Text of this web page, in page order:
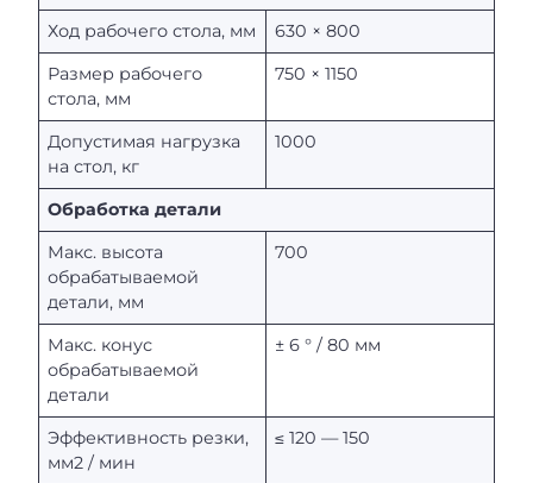
Ход рабочего стола, мм
630 × 800
Размер рабочего
стола, мм
750 × 1150
Допустимая нагрузка
на стол, кг
1000
Обработка детали
Макс. высота
обрабатываемой
детали, мм
700
Макс. конус
обрабатываемой
детали
± 6 ° / 80 мм
Эффективность резки,
мм2 / мин
≤ 120 — 150